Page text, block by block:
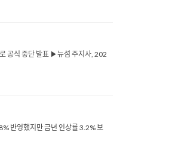
공식 중단 발표 ▶뉴섬 주지사, 202
반영했지만 금년 인상률 3.2% 보